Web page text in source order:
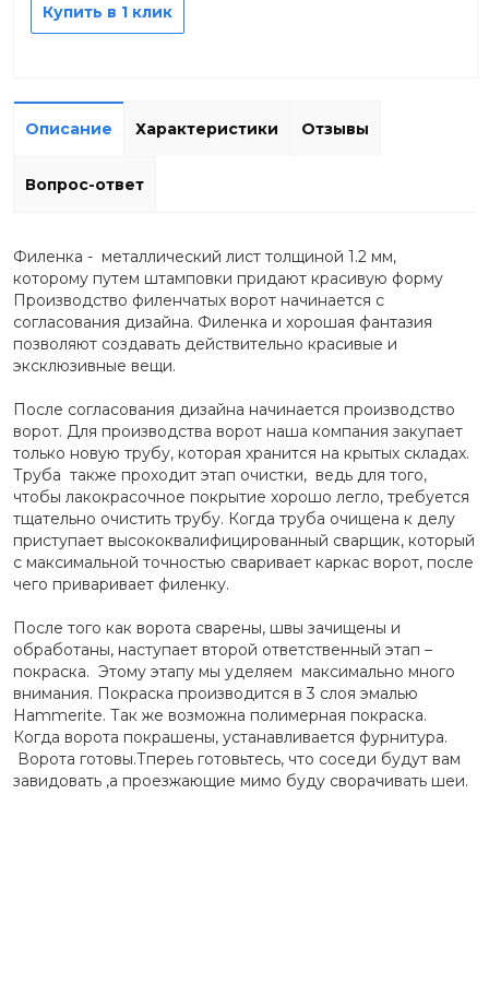
Купить в 1 клик
Описание Характеристики Отзывы
Вопрос-ответ
Филенка - металлический лист толщиной 1.2 мм,
которому путем штамповки придают красивую форму
Производство филенчатых ворот начинается с
согласования дизайна. Филенка и хорошая фантазия
позволяют создавать действительно красивые и
эксклюзивные вещи.
После согласования дизайна начинается производство
ворот. Для производства ворот наша компания закупает
только новую трубу, которая хранится на крытых складах.
Труба также проходит этап очистки, ведь для того,
чтобы лакокрасочное покрытие хорошо легло, требуется
тщательно очистить трубу. Когда труба очищена к делу
приступает высококвалифицированный сварщик, который
с максимальной точностью сваривает каркас ворот, после
чего приваривает филенку.
После того как ворота сварены, швы зачищены и
обработаны, наступает второй ответственный этап –
покраска. Этому этапу мы уделяем максимально много
внимания. Покраска производится в 3 слоя эмалью
Hammerite. Так же возможна полимерная покраска.
Когда ворота покрашены, устанавливается фурнитура.
Ворота готовы.Тпереь готовьтесь, что соседи будут вам
завидовать ,а проезжающие мимо буду сворачивать шеи.